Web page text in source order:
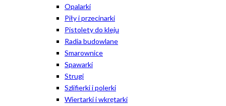
Opalarki
Piły i przecinarki
Pistolety do kleju
Radia budowlane
Smarownice
Spawarki
Strugi
Szlifierki i polerki
Wiertarki i wkrętarki